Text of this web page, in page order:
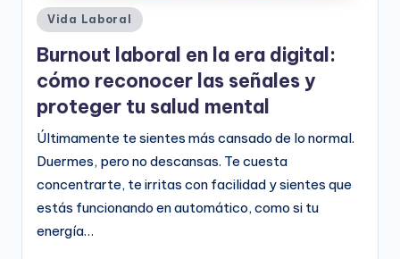
Publicado
en
Vida Laboral
Burnout laboral en la era digital:
cómo reconocer las señales y
proteger tu salud mental
Últimamente te sientes más cansado de lo normal.
Duermes, pero no descansas. Te cuesta
concentrarte, te irritas con facilidad y sientes que
estás funcionando en automático, como si tu
energía…